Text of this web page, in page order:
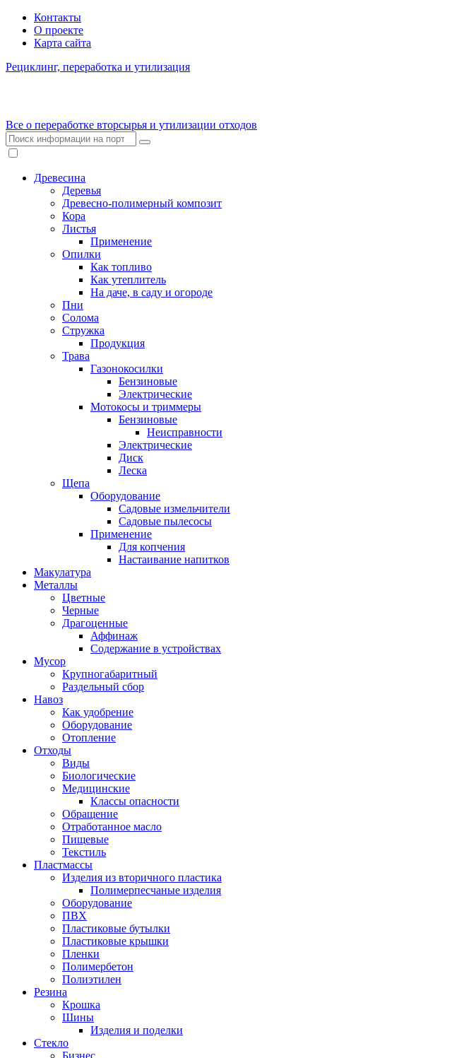
Контакты
О проекте
Карта сайта
Рециклинг, переработка и утилизация
Все о переработке вторсырья и утилизации отходов
Древесина
Деревья
Древесно-полимерный композит
Кора
Листья
Применение
Опилки
Как топливо
Как утеплитель
На даче, в саду и огороде
Пни
Солома
Стружка
Продукция
Трава
Газонокосилки
Бензиновые
Электрические
Мотокосы и триммеры
Бензиновые
Неисправности
Электрические
Диск
Леска
Щепа
Оборудование
Садовые измельчители
Садовые пылесосы
Применение
Для копчения
Настаивание напитков
Макулатура
Металлы
Цветные
Черные
Драгоценные
Аффинаж
Содержание в устройствах
Мусор
Крупногабаритный
Раздельный сбор
Навоз
Как удобрение
Оборудование
Отопление
Отходы
Виды
Биологические
Медицинские
Классы опасности
Обращение
Отработанное масло
Пищевые
Текстиль
Пластмассы
Изделия из вторичного пластика
Полимерпесчаные изделия
Оборудование
ПВХ
Пластиковые бутылки
Пластиковые крышки
Пленки
Полимербетон
Полиэтилен
Резина
Крошка
Шины
Изделия и поделки
Стекло
Бизнес